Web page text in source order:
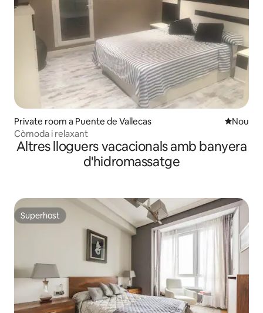
Private room a Puente de Vallecas
Nou
Còmoda i relaxant
Altres lloguers vacacionals amb banyera
d'hidromassatge
Superhost
Superhost